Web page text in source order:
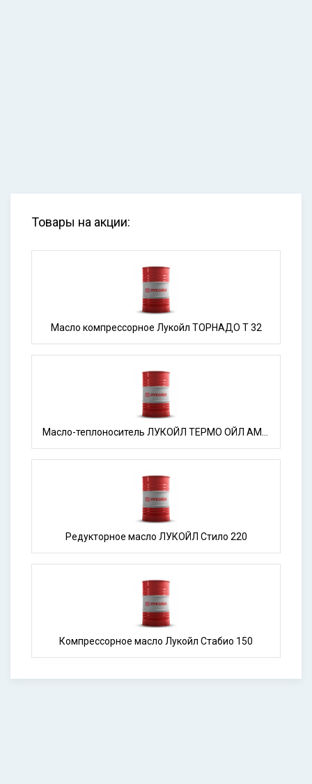
Товары на акции:
Масло компрессорное Лукойл ТОРНАДО Т 32
Редукторное масло ЛУКОЙЛ Стило 220
Компрессорное масло Лукойл Стабио 150